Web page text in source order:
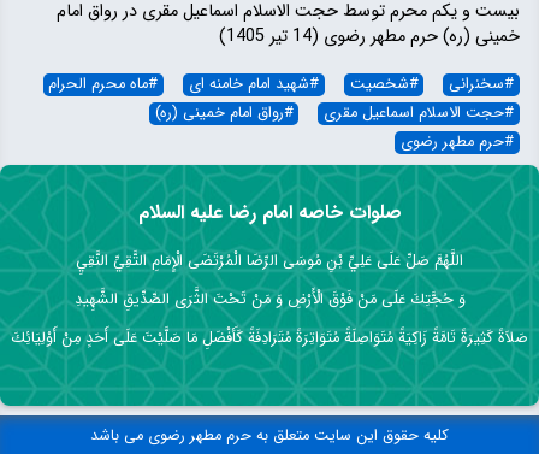
بیست و یکم محرم توسط حجت الاسلام اسماعیل مقری در رواق امام
خمینی (ره) حرم مطهر رضوی (14 تیر 1405)
#سخنرانی #شخصیت #شهید امام خامنه ای #ماه محرم الحرام
#حجت الاسلام اسماعیل مقری #رواق امام خمینی (ره)
#حرم مطهر رضوی
صلوات خاصه امام رضا علیه السلام
اللَّهُمَّ صَلِّ عَلَى عَلِيِّ بْنِ مُوسَى الرِّضَا الْمُرْتَضَى الْإِمَامِ التَّقِيِّ النَّقِيِ
وَ حُجَّتِكَ عَلَى مَنْ فَوْقَ الْأَرْضِ وَ مَنْ تَحْتَ الثَّرَى الصِّدِّيقِ الشَّهِيدِ
صَلاَةً كَثِيرَةً تَامَّةً زَاكِيَةً مُتَوَاصِلَةً مُتَوَاتِرَةً مُتَرَادِفَةً كَأَفْضَلِ مَا صَلَّيْتَ عَلَى أَحَدٍ مِنْ أَوْلِيَائِكَ
کلیه حقوق این سایت متعلق به حرم مطهر رضوی می باشد